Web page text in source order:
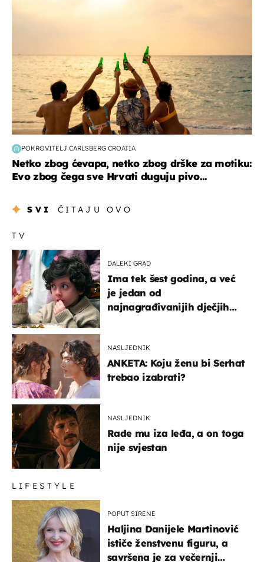
POKROVITELJ CARLSBERG CROATIA
Netko zbog ćevapa, netko zbog drške za motiku:
Evo zbog čega sve Hrvati duguju pivo...
SVI ČITAJU OVO
TV
DALEKI GRAD
Ima tek šest godina, a već
je jedan od
najnagrađivanijih dječjih
NASLJEDNIK
ANKETA: Koju ženu bi Serhat
trebao izabrati?
NASLJEDNIK
Rade mu iza leđa, a on toga
nije svjestan
LIFESTYLE
POPUT SIRENE
Haljina Danijele Martinović
ističe ženstvenu figuru, a
savršena je za večernji